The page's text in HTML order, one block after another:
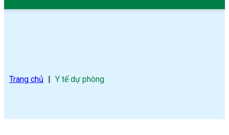
Trang chủ Y tế dự phòng